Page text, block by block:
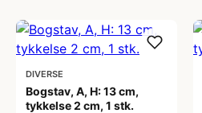
DIVERSE
Bogstav, A, H: 13 cm,
tykkelse 2 cm, 1 stk.